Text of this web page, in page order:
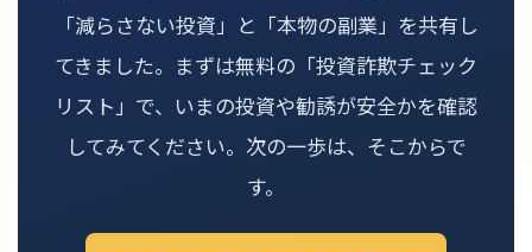
「減らさない投資」と「本物の副業」を共有し
てきました。まずは無料の「投資詐欺チェック
リスト」で、いまの投資や勧誘が安全かを確認
してみてください。次の一歩は、そこからで
す。